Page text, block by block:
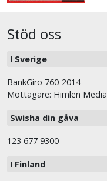
Stöd oss
I Sverige
BankGiro 760-2014
Mottagare: Himlen Media
Swisha din gåva
123 677 9300
I Finland